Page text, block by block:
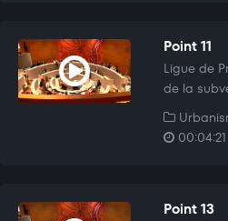
Point 11
Ligue de
de la
00:04:21
Point 13